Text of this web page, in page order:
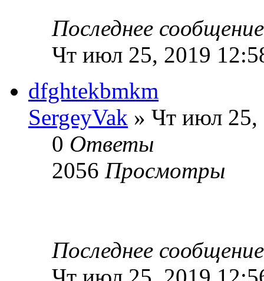
Последнее
Чт июл 25, 2019
dfghtekbmkm
SergeyVak » Чт июл 25,
0 Ответы
2056 Просмотры
Последнее